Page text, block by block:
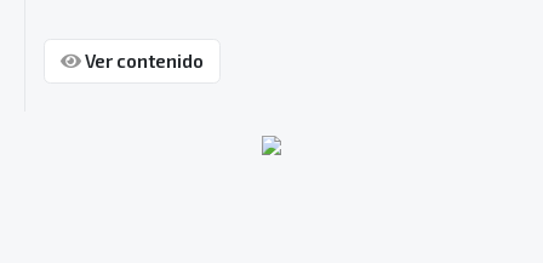
Ver contenido